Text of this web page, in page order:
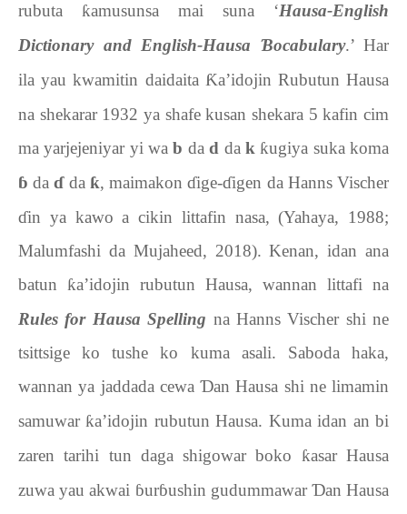
rubuta ƙamusunsa mai suna ‘Hausa-English
Dictionary and English-Hausa Ɓocabulary.’ Har
ila yau kwamitin daidaita Ƙa’idojin Rubutun Hausa
na shekarar 1932 ya shafe kusan shekara 5 kafin cim
ma yarjejeniyar yi wab dad da k ƙugiya suka koma
ɓ daɗda ƙ, maimakonɗige-ɗigen da Hanns Vischer
ɗin ya kawo a cikin littafin nasa, (Yahaya, 1988;
Malumfashi da Mujaheed, 2018). Kenan, idan ana
batun ƙa’idojin rubutun Hausa, wannan littafi na
Rules for Hausa Spelling na Hanns Vischer shi ne
tsittsige ko tushe ko kuma asali. Saboda haka,
wannan ya jaddada cewa Ɗan Hausa shi ne limamin
samuwar ƙa’idojin rubutun Hausa. Kuma idan an bi
zaren tarihi tun daga shigowar boko ƙasar Hausa
zuwa yau akwai ɓurɓushin gudummawarƊan Hausa